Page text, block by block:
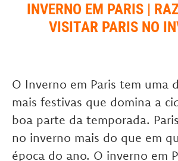
INVERNO EM PARIS |
VISITAR PARIS NO
O Inverno em Paris tem uma
mais festivas que domina a
boa parte da temporada.
no inverno mais do que em
época do ano. O inverno em